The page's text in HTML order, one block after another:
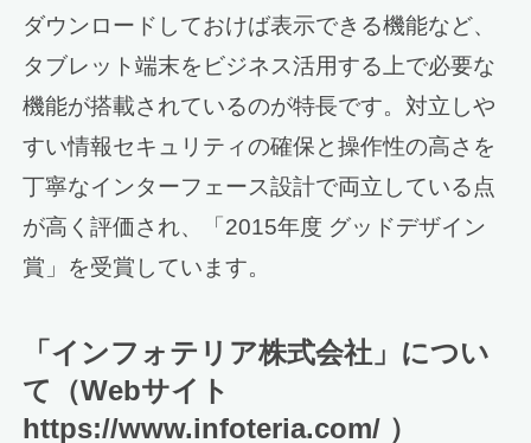
ダウンロードしておけば表示できる機能など、
タブレット端末をビジネス活用する上で必要な
機能が搭載されているのが特長です。対立しや
すい情報セキュリティの確保と操作性の高さを
丁寧なインターフェース設計で両立している点
が高く評価され、「2015年度 グッドデザイン
賞」を受賞しています。
「インフォテリア株式会社」につい
て（Webサイト
https://www.infoteria.com/ ）